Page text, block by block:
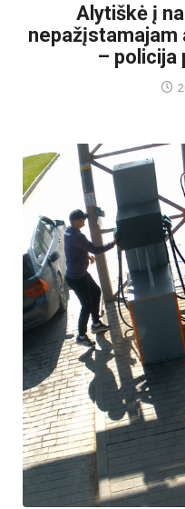
Alytiškė į
nepažįstamajam
– policija